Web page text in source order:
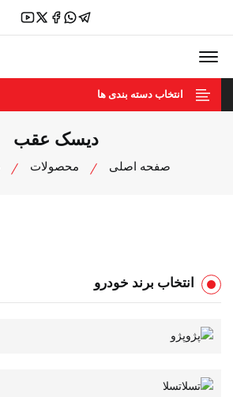
انتخاب دسته بندی ها
دیسک عقب
صفحه اصلی محصولات
انتخاب برند خودرو
پژو
تسلا